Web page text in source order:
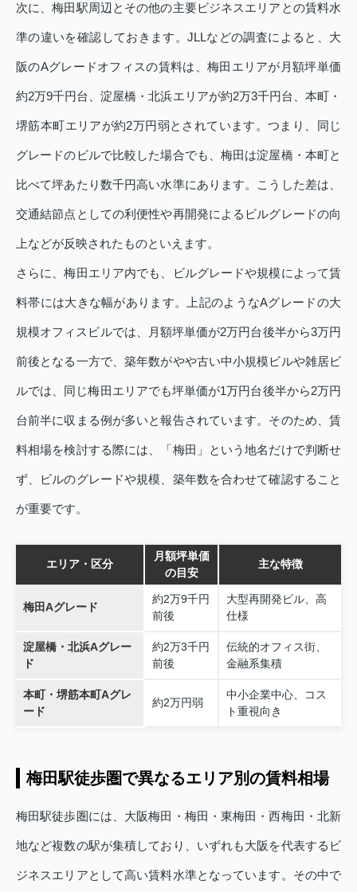
次に、梅田駅周辺とその他の主要ビジネスエリアとの賃料水
準の違いを確認しておきます。JLLなどの調査によると、大
阪のAグレードオフィスの賃料は、梅田エリアが月額坪単価
約2万9千円台、淀屋橋・北浜エリアが約2万3千円台、本町・
堺筋本町エリアが約2万円弱とされています。つまり、同じ
グレードのビルで比較した場合でも、梅田は淀屋橋・本町と
比べて坪あたり数千円高い水準にあります。こうした差は、
交通結節点としての利便性や再開発によるビルグレードの向
上などが反映されたものといえます。
さらに、梅田エリア内でも、ビルグレードや規模によって賃
料帯には大きな幅があります。上記のようなAグレードの大
規模オフィスビルでは、月額坪単価が2万円台後半から3万円
前後となる一方で、築年数がやや古い中小規模ビルや雑居ビ
ルでは、同じ梅田エリアでも坪単価が1万円台後半から2万円
台前半に収まる例が多いと報告されています。そのため、賃
料相場を検討する際には、「梅田」という地名だけで判断せ
ず、ビルのグレードや規模、築年数を合わせて確認すること
が重要です。
エリア・区分
月額坪単価
の目安
主な特徴
梅田Aグレード
約2万9千円
前後
大型再開発ビル、高
仕様
淀屋橋・北浜Aグレー
ド
約2万3千円
前後
伝統的オフィス街、
金融系集積
本町・堺筋本町Aグレ
ード
約2万円弱
中小企業中心、コス
ト重視向き
梅田駅徒歩圏で異なるエリア別の賃料相場
梅田駅徒歩圏には、大阪梅田・梅田・東梅田・西梅田・北新
地など複数の駅が集積しており、いずれも大阪を代表するビ
ジネスエリアとして高い賃料水準となっています。その中で